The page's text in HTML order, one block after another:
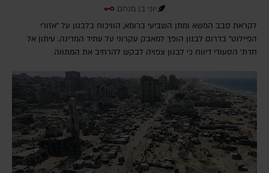
יוני בן מנחם
לקראת סבב המשא ומתן השביעי ברומא, הוויכוח בלבנון על "אזורי
הפיילוט" בדרום לבנון הופך למאבק עקרוני על עתיד המדינה. עיתון אל
חדת' הסעודי דיווח כי לבנון צפויה לבקש להרחיב את המתווה